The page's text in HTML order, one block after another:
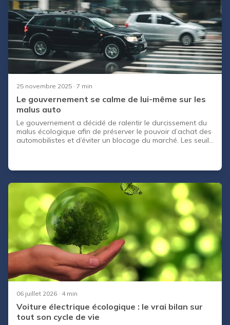
25 novembre 2025 · 7 min
Le gouvernement se calme de lui-même sur les
malus auto
Le gouvernement a décidé de ralentir le durcissement du
malus écologique afin de préserver le pouvoir d’achat des
automobilistes et d’éviter un blocage du marché. Les seuils
redéfinit les stratégies d’achat et les orientations
industrielles des constructeurs.
06 juillet 2026 · 4 min
Voiture électrique écologique : le vrai bilan sur
tout son cycle de vie